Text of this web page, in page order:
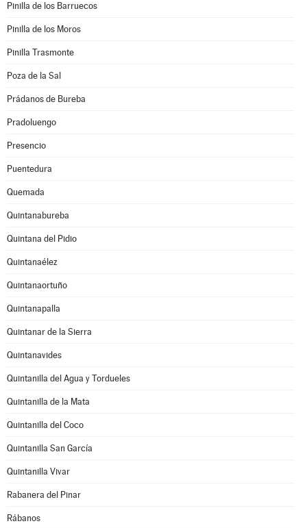
Pinilla de los Barruecos
Pinilla de los Moros
Pinilla Trasmonte
Poza de la Sal
Prádanos de Bureba
Pradoluengo
Presencio
Puentedura
Quemada
Quintanabureba
Quintana del Pidio
Quintanaélez
Quintanaortuño
Quintanapalla
Quintanar de la Sierra
Quintanavides
Quintanilla del Agua y Tordueles
Quintanilla de la Mata
Quintanilla del Coco
Quintanilla San García
Quintanilla Vivar
Rabanera del Pinar
Rábanos